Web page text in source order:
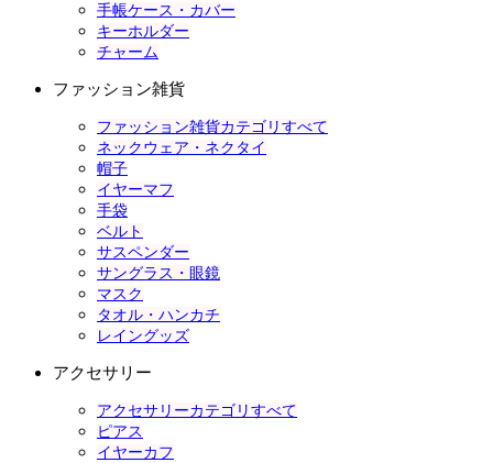
手帳ケース・カバー
キーホルダー
チャーム
ファッション雑貨
ファッション雑貨カテゴリすべて
ネックウェア・ネクタイ
帽子
イヤーマフ
手袋
ベルト
サスペンダー
サングラス・眼鏡
マスク
タオル・ハンカチ
レイングッズ
アクセサリー
アクセサリーカテゴリすべて
ピアス
イヤーカフ